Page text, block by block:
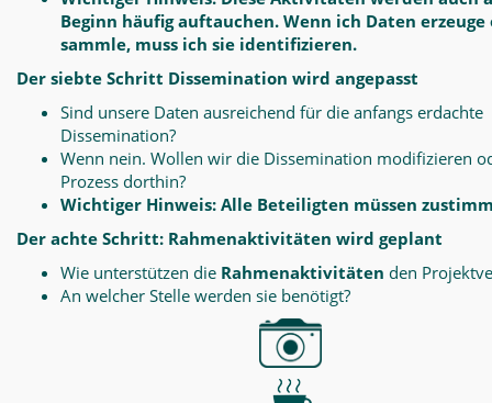
Beginn häufig auftauchen. Wenn ich Daten erzeuge
sammle, muss ich sie identifizieren.
Der siebte Schritt Dissemination wird angepasst
Sind unsere Daten ausreichend für die anfangs erdachte
Dissemination?
Wenn nein. Wollen wir die Dissemination modifizieren
Prozess dorthin?
Wichtiger Hinweis: Alle Beteiligten müssen
Der achte Schritt: Rahmenaktivitäten wird geplant
Wie unterstützen die Rahmenaktivitäten den
An welcher Stelle werden sie benötigt?